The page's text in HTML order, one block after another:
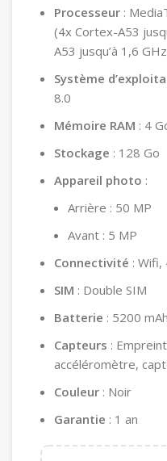
Processeur :
(4x Cortex-A53
A53 jusqu’à 1,6
Système
8.0
Mémoire RAM : 4
Stockage : 128 Go
Appareil photo :
Arrière : 50 MP
Avant : 5 MP
Connectivité : Wifi,
SIM : Double SIM
Batterie : 5200
Capteurs :
accéléromètre,
Couleur : Noir
Garantie : 1 an